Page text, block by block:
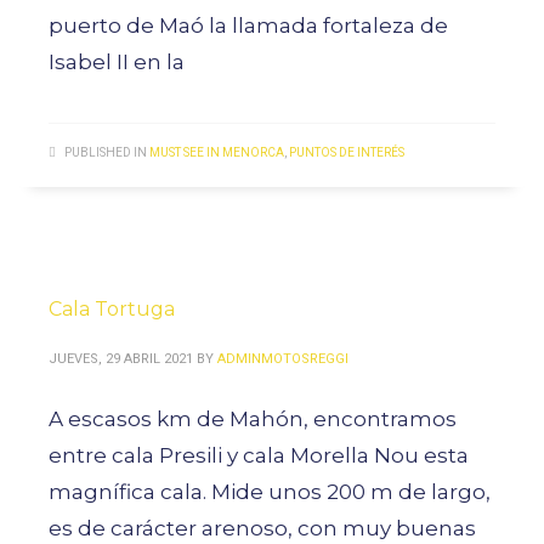
puerto de Maó la llamada fortaleza de
Isabel II en la
PUBLISHED IN MUST SEE IN MENORCA PUNTOS DE INTERÉS
Cala Tortuga
JUEVES, 29 ABRIL 2021 BY ADMINMOTOSREGGI
A escasos km de Mahón, encontramos
entre cala Presili y cala Morella Nou esta
magnífica cala. Mide unos 200 m de largo,
es de carácter arenoso, con muy buenas